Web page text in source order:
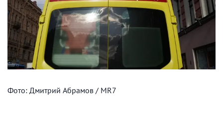
Фото: Дмитрий Абрамов / MR7